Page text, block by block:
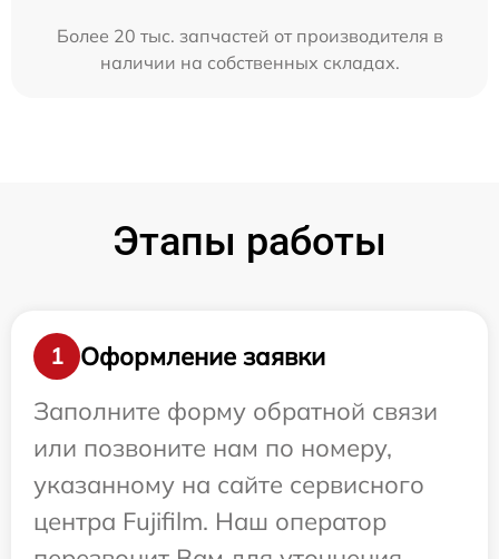
Более 20 тыс. запчастей от производителя в
наличии на собственных складах.
Этапы работы
1
Оформление заявки
Заполните форму обратной связи
или позвоните нам по номеру,
указанному на сайте сервисного
центра Fujifilm. Наш оператор